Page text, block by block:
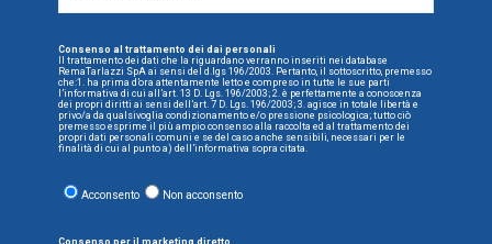
Consenso al trattamento dei dai personali
Il trattamento dei dati che la riguardano verranno inseriti nei database
RemaTarlazzi SpA ai sensi del d.lgs 196/2003. Pertanto, il sottoscritto, premesso
che:1. ha prima d’ora attentamente letto e compreso in tutte le sue parti
l’informativa di cui all’art. 13 D. Lgs. 196/2003; 2. è perfettamente a conoscenza
dei propri diritti ai sensi dell’art. 7 D. Lgs. 196/2003; 3. agisce in totale libertà e
privo/a da qualsivoglia condizionamento e/o pressione psicologica; tutto ciò
premesso esprime il più ampio consenso alla raccolta ed al trattamento dei
propri dati personali comuni e se del caso anche sensibili, necessari per le
finalità di cui al punto a) dell’informativa sopra citata.
Acconsento Non acconsento
Consenso per il marketing diretto